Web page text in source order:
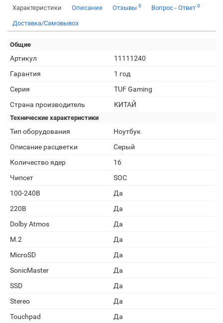
Характеристики Описание Отзывы 0 Вопрос - Ответ 0
Доставка/Самовывоз
Общие
Артикул
11111240
Гарантия
1 год
Серия
TUF Gaming
Страна производитель
КИТАЙ
Технические характеристики
Тип оборудования
Ноутбук
Описание расцветки
Серый
Количество ядер
16
Чипсет
SOC
100-240В
Да
220В
Да
Dolby Atmos
Да
M.2
Да
MicroSD
Да
SonicMaster
Да
SSD
Да
Stereo
Да
Touchpad
Да